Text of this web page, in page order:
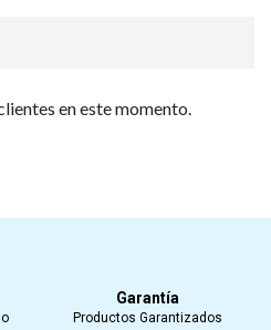
en este momento.
Garantía
Productos Garantizados